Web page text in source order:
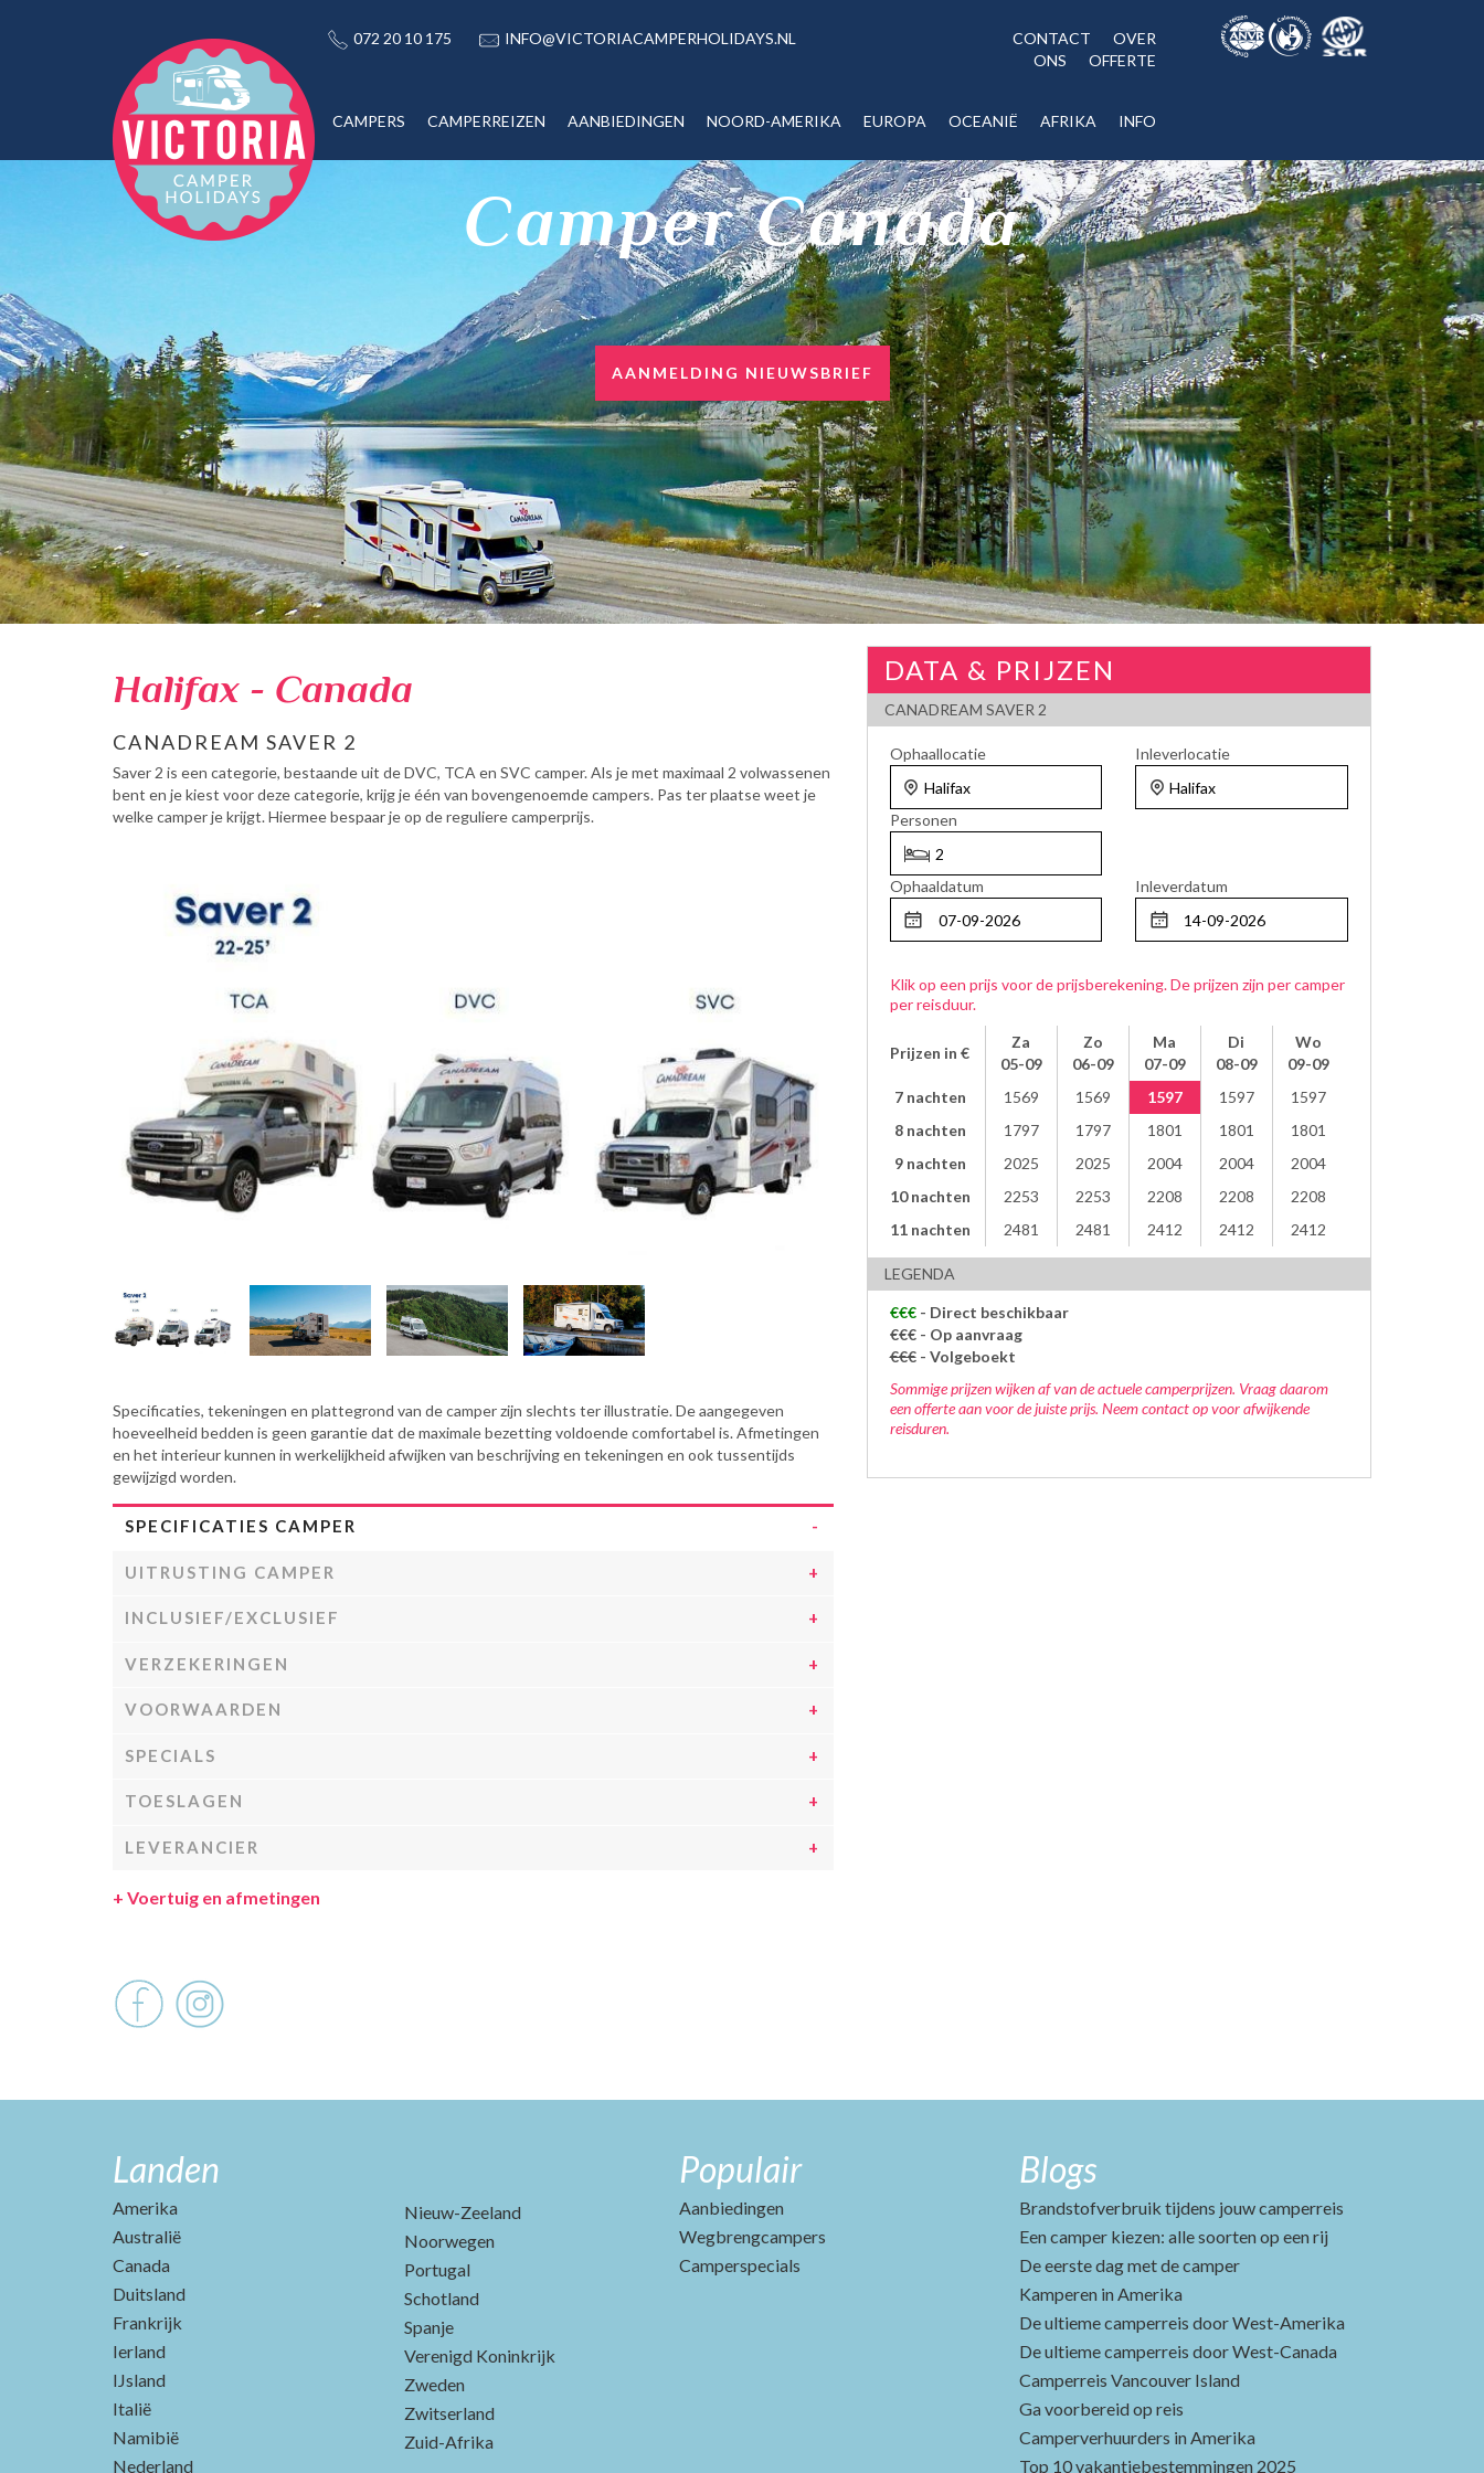
072 20 10 175 INFO@VICTORIACAMPERHOLIDAYS.NL CONTACT
OVER
ONS
OFFERTE
CAMPERS CAMPERREIZEN AANBIEDINGEN NOORD-AMERIKA EUROPA OCEANIË AFRIKA INFO
Camper Canada
AANMELDING NIEUWSBRIEF
Halifax - Canada
CANADREAM SAVER 2
Saver 2 is een categorie, bestaande uit de DVC, TCA en SVC camper. Als je met maximaal 2 volwassenen
bent en je kiest voor deze categorie, krijg je één van bovengenoemde campers. Pas ter plaatse weet je
welke camper je krijgt. Hiermee bespaar je op de reguliere camperprijs.
Specificaties, tekeningen en plattegrond van de camper zijn slechts ter illustratie. De aangegeven
hoeveelheid bedden is geen garantie dat de maximale bezetting voldoende comfortabel is. Afmetingen
en het interieur kunnen in werkelijkheid afwijken van beschrijving en tekeningen en ook tussentijds
gewijzigd worden.
SPECIFICATIES CAMPER
UITRUSTING CAMPER
INCLUSIEF/EXCLUSIEF
VERZEKERINGEN
VOORWAARDEN
SPECIALS
TOESLAGEN
LEVERANCIER
+ Voertuig en afmetingen
DATA & PRIJZEN
CANADREAM SAVER 2
Ophaallocatie Inleverlocatie
Personen
Ophaaldatum Inleverdatum
Klik op een prijs voor de prijsberekening. De prijzen zijn per camper
per reisduur.
Prijzen in €
Za
05-09
Zo
06-09
Ma
07-09
Di
08-09
Wo
09-09
7 nachten
1569 1569 1597 1597
1597
8 nachten
1797 1797 1801 1801
1801
9 nachten
2025 2025 2004 2004
2004
10 nachten
2253 2253 2208 2208
2208
11 nachten
2481 2481 2412 2412 2412
LEGENDA
€€€- Direct beschikbaar
€€€- Op aanvraag
€€€- Volgeboekt
Sommige prijzen wijken af van de actuele camperprijzen. Vraag daarom
een offerte aan voor de juiste prijs. Neem contact op voor afwijkende
reisduren.
Landen
Amerika
Australië
Canada
Duitsland
Frankrijk
Ierland
IJsland
Italië
Namibië
Nederland
Nieuw-Zeeland
Noorwegen
Portugal
Schotland
Spanje
Verenigd Koninkrijk
Zweden
Zwitserland
Zuid-Afrika
Populair
Aanbiedingen
Wegbrengcampers
Camperspecials
Blogs
Brandstofverbruik tijdens jouw camperreis
Een camper kiezen: alle soorten op een rij
De eerste dag met de camper
Kamperen in Amerika
De ultieme camperreis door West-Amerika
De ultieme camperreis door West-Canada
Camperreis Vancouver Island
Ga voorbereid op reis
Camperverhuurders in Amerika
Top 10 vakantiebestemmingen 2025